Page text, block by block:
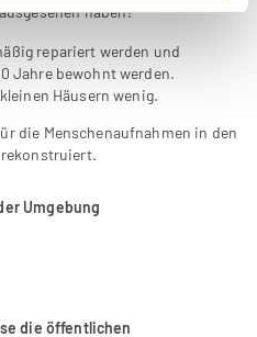
haben?
repariert werden und
Jahre bewohnt werden.
Häusern wenig.
die Menschenaufnahmen in den
Umgebung
die öffentlichen